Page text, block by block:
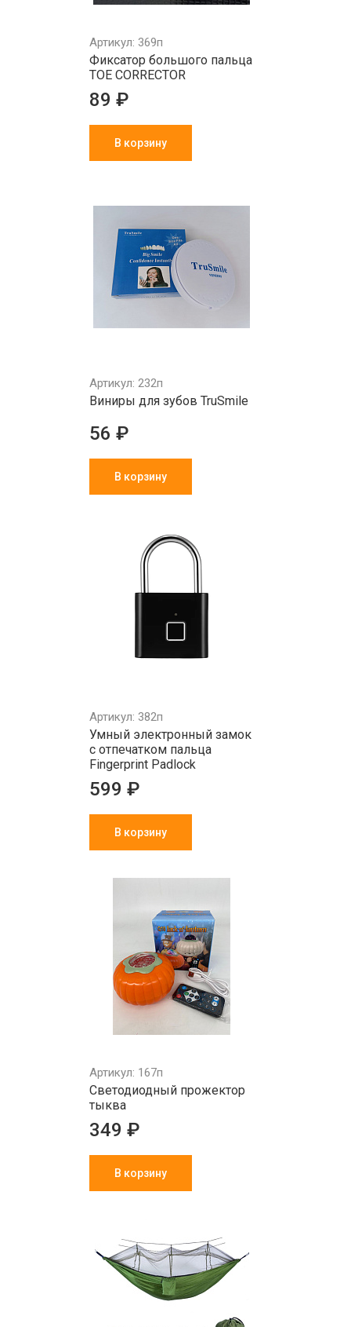
Артикул: 369п
Фиксатор большого пальца
TOE CORRECTOR
89 ₽
В корзину
Артикул: 232п
Виниры для зубов TruSmile
56 ₽
В корзину
Артикул: 382п
Умный электронный замок
с отпечатком пальца
Fingerprint Padlock
599 ₽
В корзину
Артикул: 167п
Светодиодный прожектор
тыква
349 ₽
В корзину